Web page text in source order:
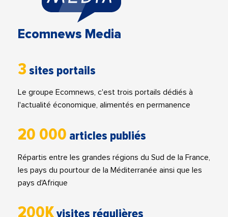
Ecomnews Media
3 sites portails
Le groupe Ecomnews, c'est trois portails dédiés à
l'actualité économique, alimentés en permanence
20 000 articles publiés
Répartis entre les grandes régions du Sud de la France,
les pays du pourtour de la Méditerranée ainsi que les
pays d'Afrique
200Kvisites régulières